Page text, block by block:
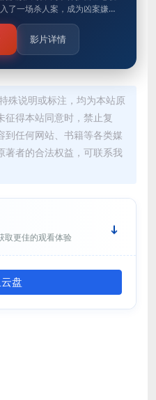
了一场杀人案，成为凶案嫌
碌生活被瞬间打破，在警方和
求生的本能使…
影片详情
殊说明或标注，均为本站原
征得本站同意时，禁止复
到任何网站、书籍等各类媒
著者的合法权益，可联系我
取更佳的观看体验
盘